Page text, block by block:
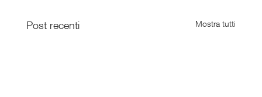
Post recenti Mostra tutti